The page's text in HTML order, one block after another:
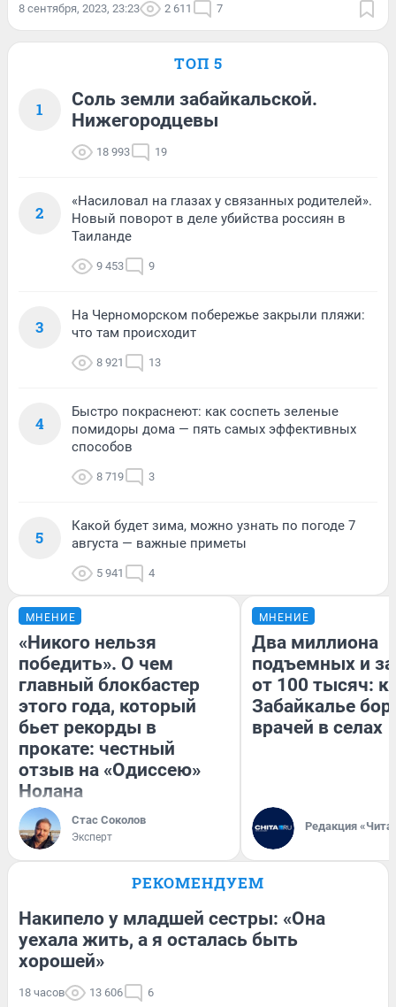
8 сентября, 2023, 23:23 2 611 7
ТОП 5
1
Соль земли забайкальской.
Нижегородцевы
18 993 19
2
«Насиловал на глазах у связанных родителей».
Новый поворот в деле убийства россиян в
Таиланде
9 453 9
3
На Черноморском побережье закрыли пляжи:
что там происходит
8 921 13
4
Быстро покраснеют: как соспеть зеленые
помидоры дома — пять самых эффективных
способов
8 719 3
5
Какой будет зима, можно узнать по погоде 7
августа — важные приметы
5 941 4
МНЕНИЕ
«Никого нельзя
победить». О чем
главный блокбастер
этого года, который
бьет рекорды в
прокате: честный
отзыв на «Одиссею»
Нолана
Стас Соколов
Эксперт
МНЕНИЕ
Два миллиона
подъемных и
от 100 тысяч:
Забайкалье
врачей в селах
Редакция
РЕКОМЕНДУЕМ
Накипело у младшей сестры: «Она
уехала жить, а я осталась быть
хорошей»
18 часов 13 606 6